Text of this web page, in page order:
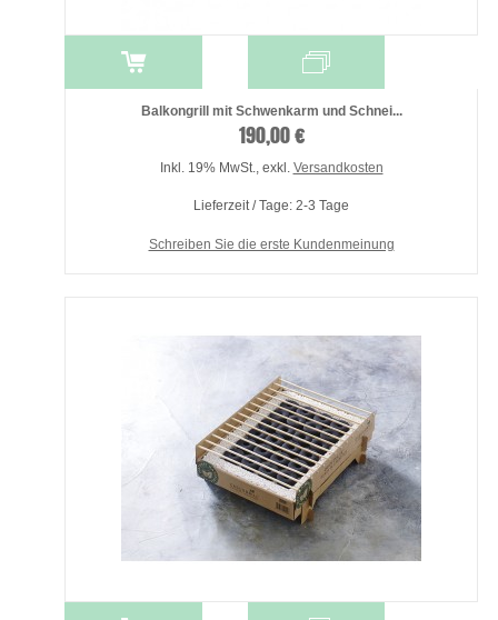
Balkongrill mit Schwenkarm und Schnei...
190,00 €
Inkl. 19% MwSt., exkl. Versandkosten
Lieferzeit / Tage: 2-3 Tage
Schreiben Sie die erste Kundenmeinung